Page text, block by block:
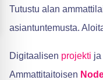
Tutustu alan
asiantuntemusta.
Digitaalisen projekti
Ammattitaitoisen